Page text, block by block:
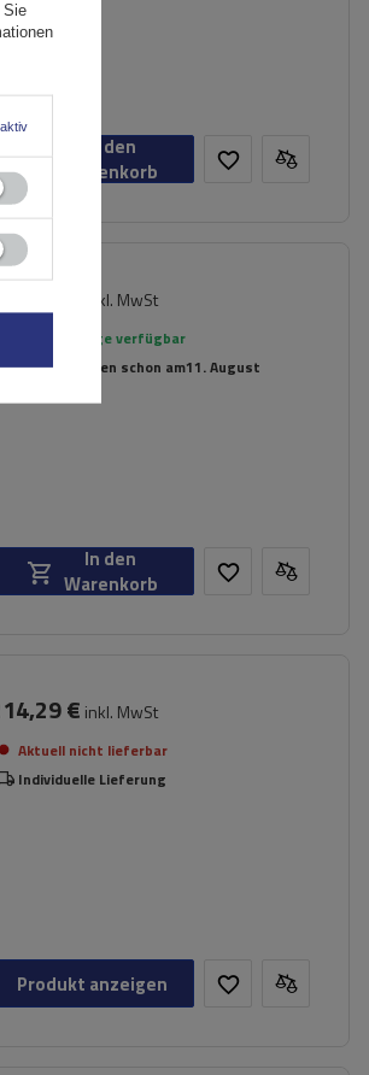
In den
Warenkorb
inkl. MwSt
Große Menge verfügbar
Wir versenden schon am11. August
In den
Warenkorb
€ inkl. MwSt
Aktuell nicht lieferbar
Individuelle Lieferung
Produkt anzeigen
Sie